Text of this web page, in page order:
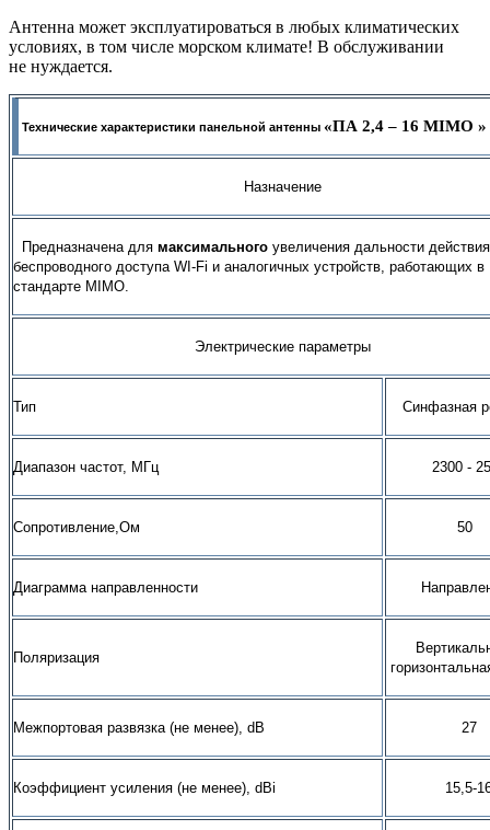
Антенна может эксплуатироваться в любых климатических
условиях, в том числе морском климате! В обслуживании
не нуждается.
Технические характеристики панельной антенны «ПА 2,4 – 16 MIMO »
Назначение
Предназначена длямаксимального увеличения дальности
беспроводного доступаWI-Fi и аналогичных устройств, работающих в
стандарте MIMO.
Электрические параметры
Тип Синфазная
Диапазон частот, МГц 2300 -
Сопротивление,Ом 50
Диаграмма направленности
Поляризация
Межпортовая развязка (не менее), dB 27
Коэффициент усиления (не менее), dBi 15,5-